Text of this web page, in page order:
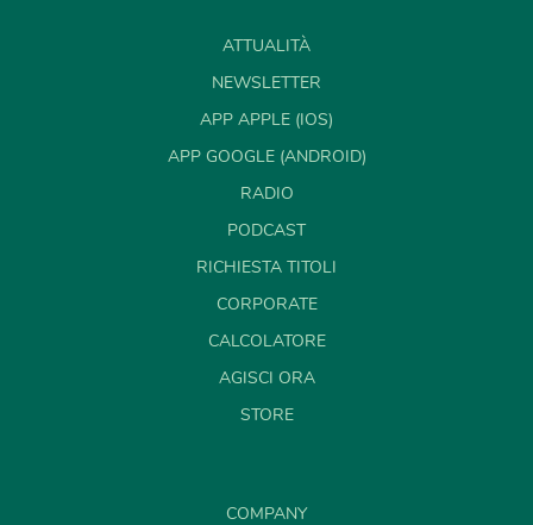
ATTUALITÀ
NEWSLETTER
APP APPLE (IOS)
APP GOOGLE (ANDROID)
RADIO
PODCAST
RICHIESTA TITOLI
CORPORATE
CALCOLATORE
AGISCI ORA
STORE
COMPANY